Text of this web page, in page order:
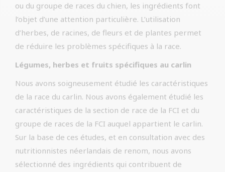
ou du groupe de races du chien, les ingrédients font
l’objet d’une attention particulière. L’utilisation
d’herbes, de racines, de fleurs et de plantes permet
de réduire les problèmes spécifiques à la race.
Légumes, herbes et fruits spécifiques au carlin
Nous avons soigneusement étudié les caractéristiques
de la race du carlin. Nous avons également étudié les
caractéristiques de la section de race de la FCI et du
groupe de races de la FCI auquel appartient le carlin.
Sur la base de ces études, et en consultation avec des
nutritionnistes néerlandais de renom, nous avons
sélectionné des ingrédients qui contribuent de